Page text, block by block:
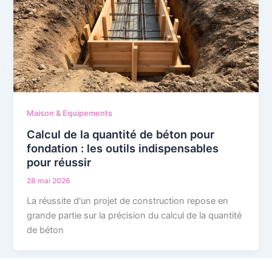
Maison & Equipements
Calcul de la quantité de béton pour
fondation : les outils indispensables
pour réussir
28 mai 2026
La réussite d'un projet de construction repose en
grande partie sur la précision du calcul de la quantité
de béton